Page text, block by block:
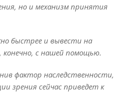
но и механизм принятия
быстрее и вывести на
конечно, с нашей помощью.
фактор наследственности,
зрения сейчас приведет к